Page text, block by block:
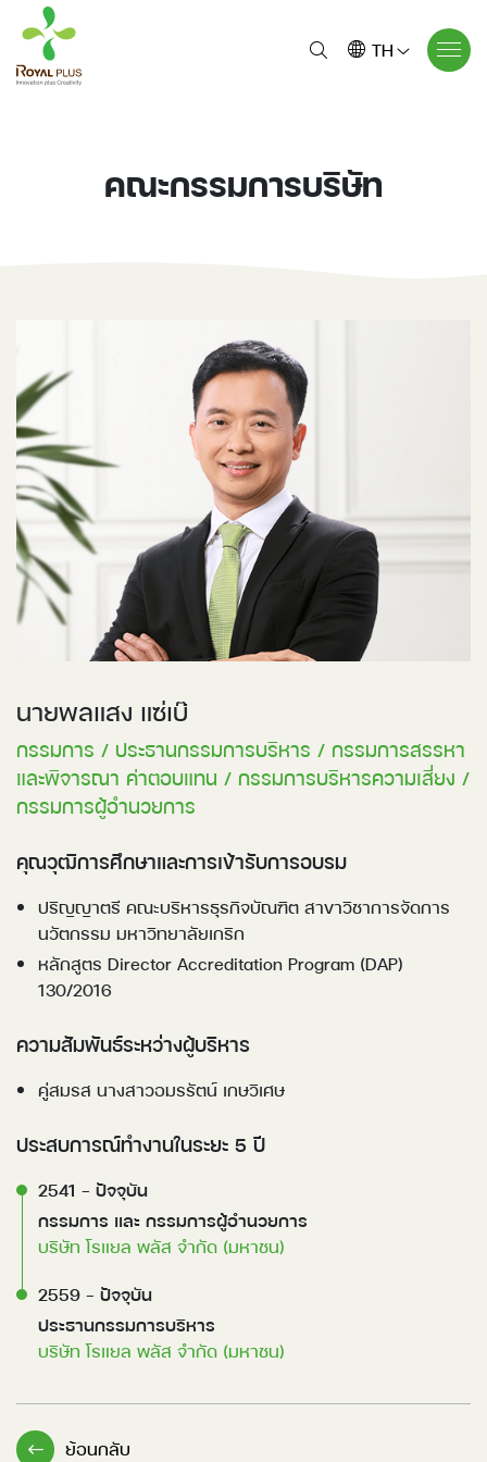
TH
คณะกรรมการบริษัท
นายพลแสง แซ่เบ๊
กรรมการ / ประธานกรรมการบริหาร / กรรมการสรรหา
และพิจารณา ค่าตอบแทน / กรรมการบริหารความเสี่ยง /
กรรมการผู้อำนวยการ
คุณวุฒิการศึกษาและการเข้ารับการอบรม
ปริญญาตรี คณะบริหารธุรกิจบัณฑิต สาขาวิชาการจัดการ
นวัตกรรม มหาวิทยาลัยเกริก
หลักสูตร Director Accreditation Program (DAP)
130/2016
ความสัมพันธ์ระหว่างผู้บริหาร
คู่สมรส นางสาวอมรรัตน์ เกษวิเศษ
ประสบการณ์ทำงานในระยะ 5 ปี
2541 – ปัจจุบัน
กรรมการ และ กรรมการผู้อำนวยการ
บริษัท โรแยล พลัส จำกัด (มหาชน)
2559 – ปัจจุบัน
ประธานกรรมการบริหาร
บริษัท โรแยล พลัส จำกัด (มหาชน)
ย้อนกลับ